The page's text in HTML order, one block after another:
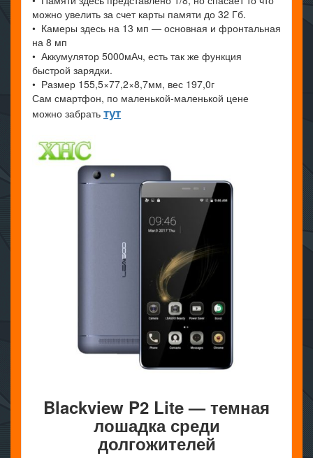
можно увелить за счет карты памяти до 32 Гб.
• Камеры здесь на 13 мп — основная и фронтальная
на 8 мп
• Аккумулятор 5000мАч, есть так же функция
быстрой зарядки.
• Размер 155,5×77,2×8,7мм, вес 197,0г
Сам смартфон, по маленькой-маленькой цене
можно забрать тут
Blackview P2 Lite — темная
лошадка среди
долгожителей